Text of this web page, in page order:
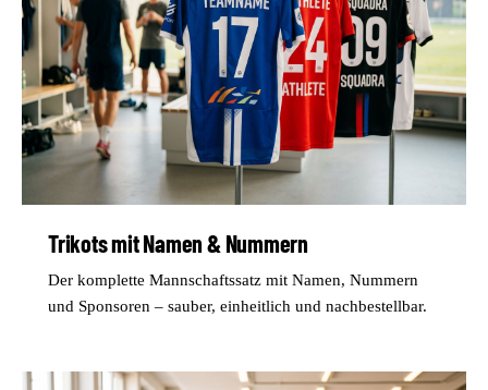
Trikots mit Namen & Nummern
Der komplette Mannschaftssatz mit Namen, Nummern
und Sponsoren – sauber, einheitlich und nachbestellbar.